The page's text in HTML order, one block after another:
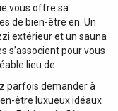
vous offre sa
de bien-être en. Un
extérieur et un sauna
s’associent pour vous
lieu de.
parfois demander à
être luxueux idéaux